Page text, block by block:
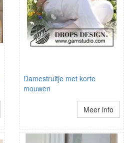
Damestruitje met korte
mouwen
Meer info